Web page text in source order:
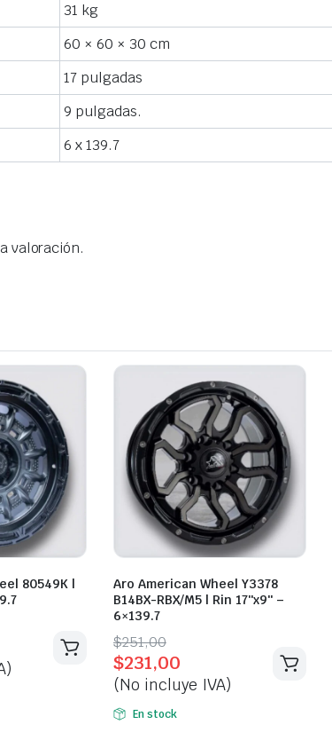
31 kg
60 × 60 × 30 cm
17 pulgadas
9 pulgadas.
6 x 139.7
valoración.
80549K |
Aro American Wheel Y3378
B14BX-RBX/M5 | Rin 17″x9″ –
6×139.7
$251,00
Original
price
was:
$251,00.
$231,00
Current
price
is:
$231,00.
(No incluye IVA)
En stock